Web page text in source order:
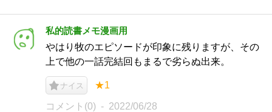
私的読書メモ漫画用
やはり牧のエピソードが印象に残りますが、その
上で他の一話完結回もまるで劣らぬ出来。
ナイス ★1
コメント(0) 2022/06/28